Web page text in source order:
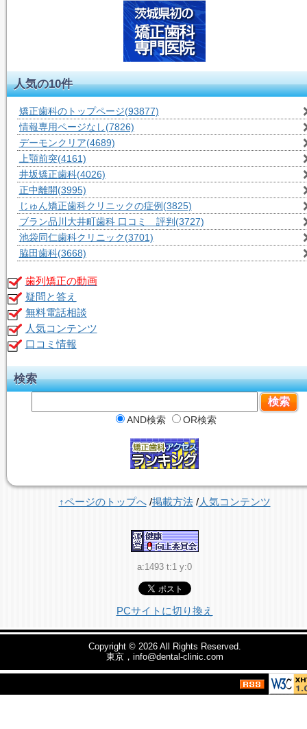
人気の10件
矯正歯科のトップページ(93877)
情報専用ページなし(7826)
デーモンクリア(4689)
上顎前突(4161)
井坂矯正歯科(4026)
正中離開(3995)
じゅん矯正歯科クリニックの症例 (3825)
ブラン品川大井町歯科 口コミ 評判 (3727)
池袋同仁歯科クリニック(3701)
脇田歯科(3668)
歯列矯正の動画
疑問と答え
無料電話相談
人気コンテンツ
口コミ情報
検索
AND検索 OR検索
↑ページのトップへ/掲載方法/人気コンテンツ
a:1493 t:1 y:0
PCサイトに切り換え
Copyright © 2026 All Rights Reserved.
東京，info@dental-clinic.com